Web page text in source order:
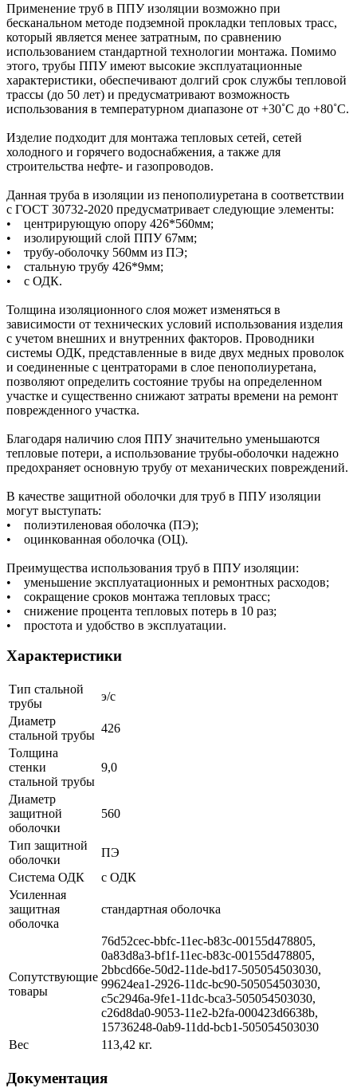
Применение труб в ППУ изоляции возможно при
бесканальном методе подземной прокладки тепловых трасс,
который является менее затратным, по сравнению
использованием стандартной технологии монтажа. Помимо
этого, трубы ППУ имеют высокие эксплуатационные
характеристики, обеспечивают долгий срок службы тепловой
трассы (до 50 лет) и предусматривают возможность
использования в температурном диапазоне от +30˚C до +80˚C.
Изделие подходит для монтажа тепловых сетей, сетей
холодного и горячего водоснабжения, а также для
строительства нефте- и газопроводов.
Данная труба в изоляции из пенополиуретана в соответствии
с ГОСТ 30732-2020 предусматривает следующие элементы:
• центрирующую опору 426*560мм;
• изолирующий слой ППУ 67мм;
• трубу-оболочку 560мм из ПЭ;
• стальную трубу 426*9мм;
• с ОДК.
Толщина изоляционного слоя может изменяться в
зависимости от технических условий использования изделия
с учетом внешних и внутренних факторов. Проводники
системы ОДК, представленные в виде двух медных проволок
и соединенные с центраторами в слое пенополиуретана,
позволяют определить состояние трубы на определенном
участке и существенно снижают затраты времени на ремонт
поврежденного участка.
Благодаря наличию слоя ППУ значительно уменьшаются
тепловые потери, а использование трубы-оболочки надежно
предохраняет основную трубу от механических повреждений.
В качестве защитной оболочки для труб в ППУ изоляции
могут выступать:
• полиэтиленовая оболочка (ПЭ);
• оцинкованная оболочка (ОЦ).
Преимущества использования труб в ППУ изоляции:
• уменьшение эксплуатационных и ремонтных расходов;
• сокращение сроков монтажа тепловых трасс;
• снижение процента тепловых потерь в 10 раз;
• простота и удобство в эксплуатации.
Характеристики
Тип стальной
трубы
э/с
Диаметр
стальной трубы
426
Толщина
стенки
стальной трубы
9,0
Диаметр
защитной
оболочки
560
Тип защитной
оболочки
ПЭ
Система ОДК
с ОДК
Усиленная
защитная
оболочка
стандартная оболочка
Сопутствующие
товары
76d52cec-bbfc-11ec-b83c-00155d478805,
0a83d8a3-bf1f-11ec-b83c-00155d478805,
2bbcd66e-50d2-11de-bd17-505054503030,
99624ea1-2926-11dc-bc90-505054503030,
c5c2946a-9fe1-11dc-bca3-505054503030,
c26d8da0-9053-11e2-b2fa-000423d6638b,
15736248-0ab9-11dd-bcb1-505054503030
Вес
113,42 кг.
Документация